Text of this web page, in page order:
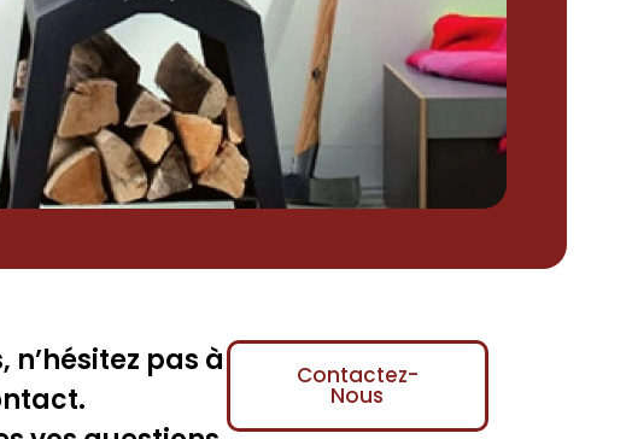
Contactez-
Nous
pas à